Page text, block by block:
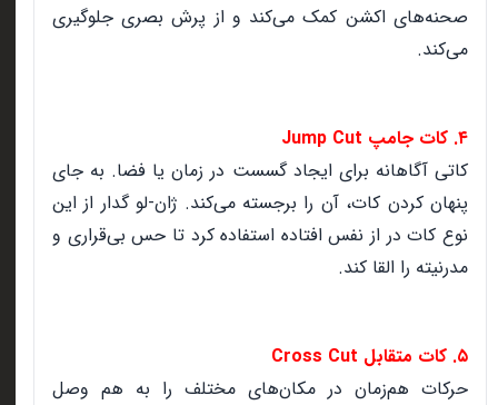
صحنه‌های اکشن کمک می‌کند و از پرش بصری جلوگیری
می‌کند.
۴. کات جامپ Jump Cut
کاتی آگاهانه برای ایجاد گسست در زمان یا فضا. به جای
پنهان کردن کات، آن را برجسته می‌کند. ژان-لو گدار از این
نوع کات در از نفس افتاده استفاده کرد تا حس بی‌قراری و
مدرنیته را القا کند.
۵. کات متقابل Cross Cut
حرکات هم‌زمان در مکان‌های مختلف را به هم وصل